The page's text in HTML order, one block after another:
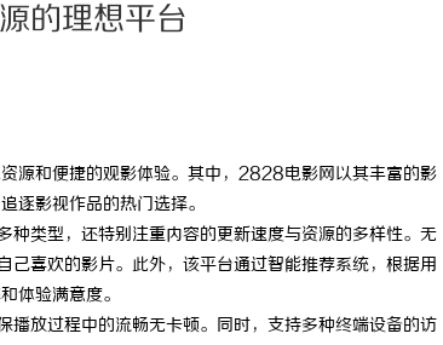
的理想平台
源和便捷的观影体验。其中，2828电影网以其丰富的影
逐影视作品的热门选择。
类型，还特别注重内容的更新速度与资源的多样性。无
喜欢的影片。此外，该平台通过智能推荐系统，根据用
体验满意度。
放过程中的流畅无卡顿。同时，支持多种终端设备的访